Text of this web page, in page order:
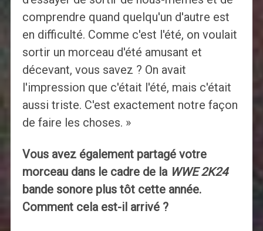
comprendre quand quelqu'un d'autre est
en difficulté. Comme c'est l'été, on voulait
sortir un morceau d'été amusant et
décevant, vous savez ? On avait
l'impression que c'était l'été, mais c'était
aussi triste. C'est exactement notre façon
de faire les choses. »
Vous avez également partagé votre
morceau dans le cadre de la WWE 2K24
bande sonore plus tôt cette année.
Comment cela est-il arrivé ?